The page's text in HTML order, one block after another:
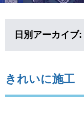
日別アーカイブ:
きれいに施工